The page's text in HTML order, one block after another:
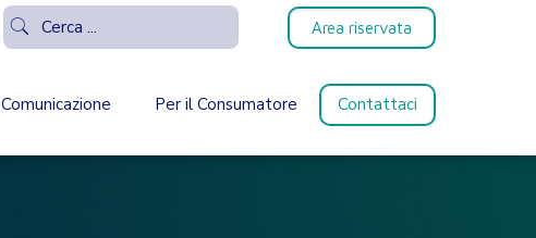
Area riservata
Comunicazione Per il Consumatore Contattaci